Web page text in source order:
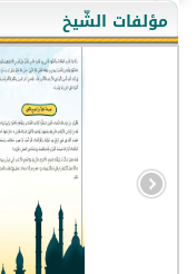
مؤلفات الشّيخ